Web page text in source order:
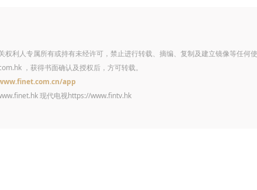
利人专属所有或持有未经许可，禁止进行转载、摘编、复制及建立镜像等任何使
，获得书面确认及授权后，方可转载。
app
现代电视https://www.fintv.hk